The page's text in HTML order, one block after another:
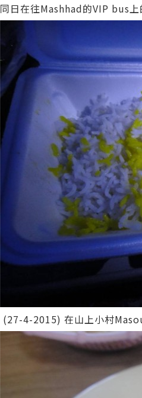
同日在往Mashhad的VIP bus
(27-4-2015) 在山上小村